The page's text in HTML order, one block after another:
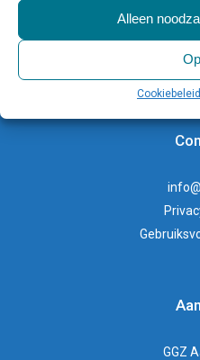
Alleen
Cookiebeleid
geestelijke
Alle rechten
GGZ